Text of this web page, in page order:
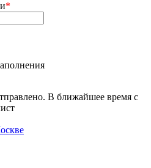
*
В ближайшее время с